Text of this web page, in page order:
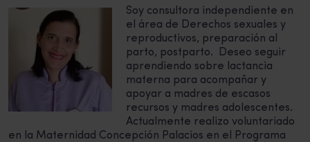
Soy consultora independiente en
el área de Derechos sexuales y
reproductivos, preparación al
parto, postparto. Deseo seguir
aprendiendo sobre lactancia
materna para acompañar y
apoyar a madres de escasos
recursos y madres adolescentes.
Actualmente realizo voluntariado
en la Maternidad Concepción Palacios en el Programa